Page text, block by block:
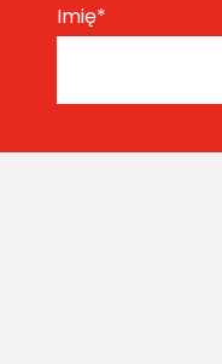
Imię*